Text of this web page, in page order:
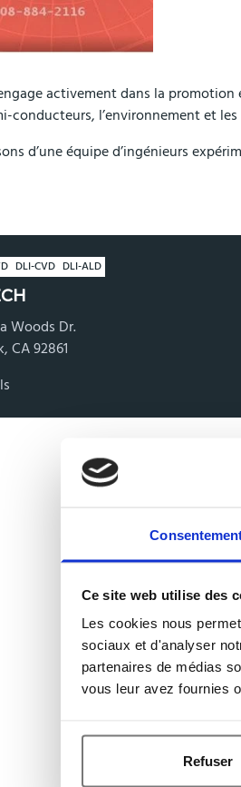
Ce site web utilise des
Les cookies nous
sociaux et d'analyser
partenaires de médias
vous leur avez fournies
Refuser
activement dans la
conducteurs, l’environnement et
d’une équipe d’ingénieurs
DLI-CVD DLI-ALD
Woods Dr.
CA 92861